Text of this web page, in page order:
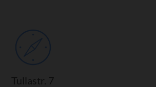
Tullastr. 7